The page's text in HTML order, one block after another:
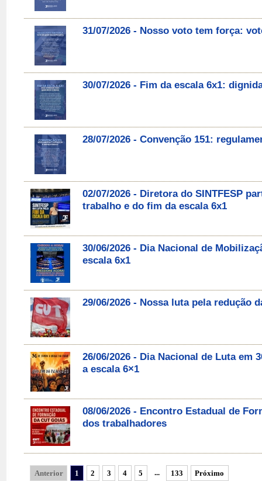
31/07/2026 - Nosso voto tem força:
30/07/2026 - Fim da escala 6x1:
28/07/2026 - Convenção 151:
02/07/2026 - Diretora do SINTFESP
trabalho e do fim da escala 6x1
30/06/2026 - Dia Nacional de
escala 6x1
29/06/2026 - Nossa luta pela redução
26/06/2026 - Dia Nacional de Luta em
a escala 6×1
08/06/2026 - Encontro Estadual de
dos trabalhadores
Anterior 1 2 3 4 5 ... 133 Próximo